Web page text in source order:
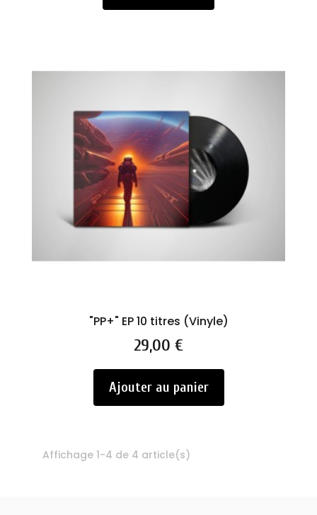
"PP+" EP 10 titres (Vinyle)
Prix
29,00 €
Ajouter au panier
Affichage 1-4 de 4 article(s)